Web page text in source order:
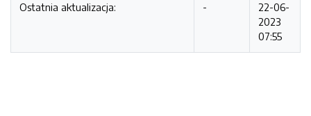
Ostatnia aktualizacja: -
22-06-
2023
07:55